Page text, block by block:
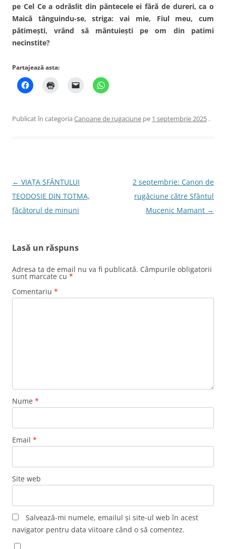
pe Cel Ce a odrăslit din pântecele ei fără de dureri, ca o
Maică tânguindu-se, striga: vai mie, Fiul meu, cum
pătimeşti, vrând să mântuieşti pe om din patimi
necinstite?
Partajează asta:
Publicat în categoria Canoane de rugaciune pe 1 septembrie 2025 .
Navigare
în
articole
← VIAȚA SFÂNTULUI
TEODOSIE DIN TOTMA,
făcătorul de minuni
2 septembrie: Canon de
rugăciune către Sfântul
Mucenic Mamant →
Lasă un răspuns
Adresa ta de email nu va fi publicată. Câmpurile obligatorii
sunt marcate cu *
Comentariu *
Nume *
Email *
Site web
Salvează-mi numele, emailul și site-ul web în acest
navigator pentru data viitoare când o să comentez.